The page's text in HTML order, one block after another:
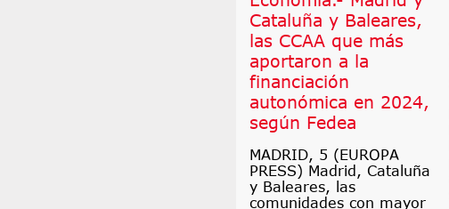
Cataluña y Baleares,
las CCAA que más
aportaron a la
financiación
autonómica en 2024,
según Fedea
MADRID, 5 (EUROPA
PRESS) Madrid, Cataluña
y Baleares, las
comunidades con mayor